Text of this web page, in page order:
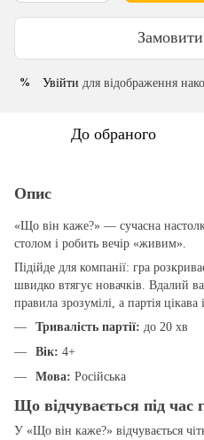
% Увійти для відображення
До обраного
Опис
«Що він каже?» — сучасна
столом і робить вечір «живим».
Підійде для компанії: гра
швидко втягує новачків. Вдалий
правила зрозумілі, а партія цікава
Тривалість партії: до 20 хв
Вік: 4+
Мова: Російська
Що відчувається під час
У «Що він каже?» відчувається